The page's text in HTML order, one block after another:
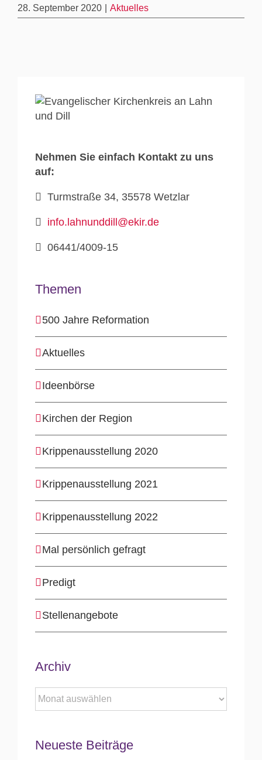
28. September 2020 Aktuelles
Nehmen Sie einfach Kontakt zu uns
auf:
Turmstraße 34, 35578 Wetzlar
info.lahnunddill@ekir.de
06441/4009-15
Themen
500 Jahre Reformation
Aktuelles
Ideenbörse
Kirchen der Region
Krippenausstellung 2020
Krippenausstellung 2021
Krippenausstellung 2022
Mal persönlich gefragt
Predigt
Stellenangebote
Archiv
Archiv
Neueste Beiträge